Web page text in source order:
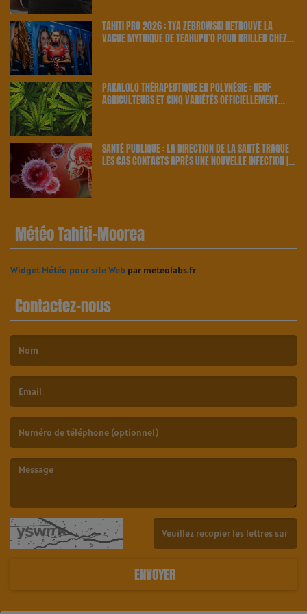
TAHITI PRO 2026 : TYA ZEBROWSKI RETROUVE LA
VAGUE MYTHIQUE DE TEAHUPO’O POUR BRILLER CHEZ
PAKALOLO THÉRAPEUTIQUE EN POLYNÉSIE : NEUF
AGRICULTEURS ET CINQ VARIÉTÉS OFFICIELLEMENT
SANTÉ PUBLIQUE : LA DIRECTION DE LA SANTÉ TRAQUE
LES CAS CONTACTS APRÈS UNE NOUVELLE INFECTION |
Météo Tahiti-Moorea
Widget Météo pour site Web par meteolabs.fr
Contactez-nous
ENVOYER